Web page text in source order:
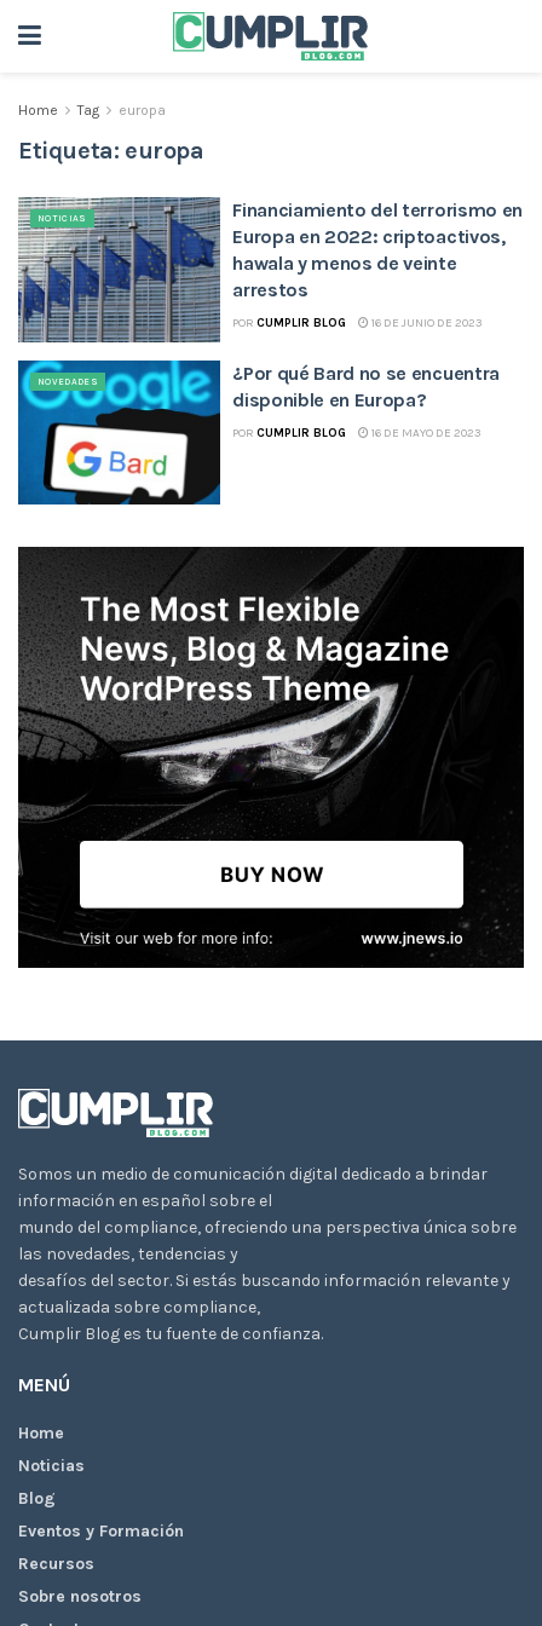
Home Tag europa
Etiqueta: europa
NOTICIAS
Financiamiento del terrorismo en
Europa en 2022: criptoactivos,
hawala y menos de veinte
arrestos
POR CUMPLIR BLOG 16 DE JUNIO DE 2023
NOVEDADES
¿Por qué Bard no se encuentra
disponible en Europa?
POR CUMPLIR BLOG 16 DE MAYO DE 2023
Somos un medio de comunicación digital dedicado a brindar
información en español sobre el
mundo del compliance, ofreciendo una perspectiva única sobre
las novedades, tendencias y
desafíos del sector. Si estás buscando información relevante y
actualizada sobre compliance,
Cumplir Blog es tu fuente de confianza.
MENÚ
Home
Noticias
Blog
Eventos y Formación
Recursos
Sobre nosotros